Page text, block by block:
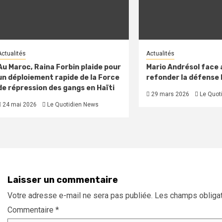
Maroc, Raina Forbin plaide pour
déploiement rapide de la Force
répression des gangs en Haïti
24 mai 2026 Le Quotidien News
Actualités
Mario Andrésol face
refonder la
29 mars 2026 Le
Laisser un commentaire
Votre adresse e-mail ne sera pas publiée. Les champs
Commentaire *